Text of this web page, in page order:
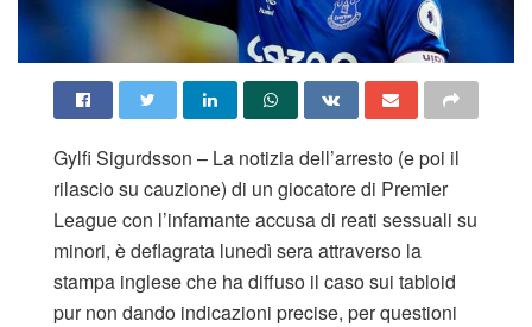
Gylfi Sigurdsson – La notizia dell’arresto (e poi il
rilascio su cauzione) di un giocatore di Premier
League con l’infamante accusa di reati sessuali su
minori, è deflagrata lunedì sera attraverso la
stampa inglese che ha diffuso il caso sui tabloid
pur non dando indicazioni precise, per questioni